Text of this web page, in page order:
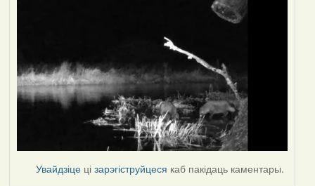
Увайдзіце цізарэгіструйцеся каб пакідаць каментары.